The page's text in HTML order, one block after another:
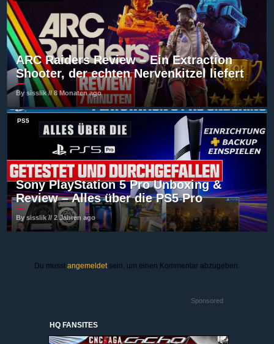
ARC Raiders Review – Ein Extraction
Shooter, der echten Nervenkitzel liefert
By sisslik // 8 Monaten ago
PS5
Sony PlayStation 5 Pro Unboxing &
Review – Alles über die PS5 Pro
By sisslik // 2 Jahren ago
Du musst angemeldetsein, um einen Kommentar abzugeben.
Sponsored
HQ FANSITES